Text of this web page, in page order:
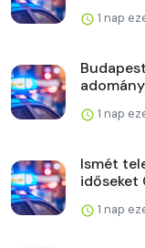
1 nap
1 nap
Ismét
időseket
1 nap